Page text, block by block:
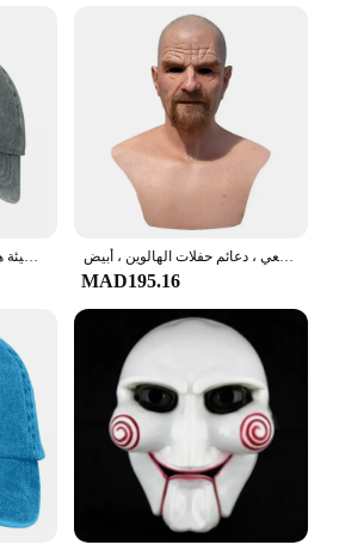
quality, authentic-looking
set includes the mask and
making it a complete package for
design and quality make it a
that it will be a hit with
you're looking to expand
up for your next event, this
is a must-have for both personal
والتر وايت ميث مختبرات قبعة بيسبول من قماش الدنيم المغسول قابل للتعديل قبعة أبي كسر سيئة هايزنبرغ بينكمان قبعة الصيف Casquette Gorras بريك باد بريك باد باد ماسك للكبار ، ماسك لاتكس واقعي ، دعائم حفلات الهالوين ، أبيض ، M01
MAD195.16